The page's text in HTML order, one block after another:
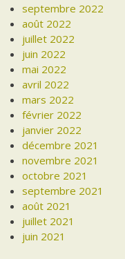
septembre 2022
août 2022
juillet 2022
juin 2022
mai 2022
avril 2022
mars 2022
février 2022
janvier 2022
décembre 2021
novembre 2021
octobre 2021
septembre 2021
août 2021
juillet 2021
juin 2021